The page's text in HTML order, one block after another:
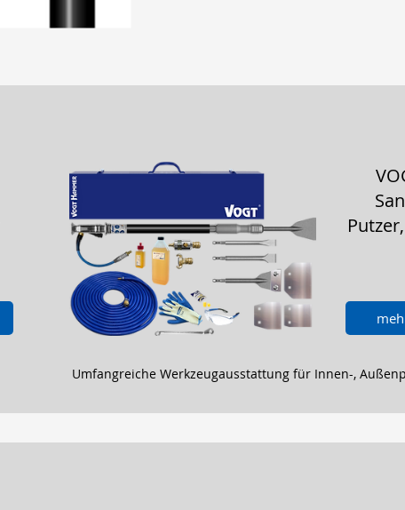
Umfangreiche Werkzeugausstattung für Innen-,